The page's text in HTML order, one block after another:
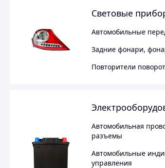
Световые
Автомобильные
Задние фонари,
Повторители
Автомобильная
разъемы
Автомобильные
управления